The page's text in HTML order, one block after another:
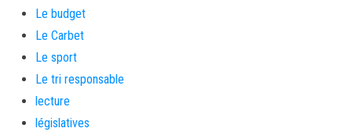
Le budget
Le Carbet
Le sport
Le tri responsable
lecture
législatives